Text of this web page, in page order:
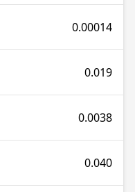
0.00014
0.019
0.0038
0.040